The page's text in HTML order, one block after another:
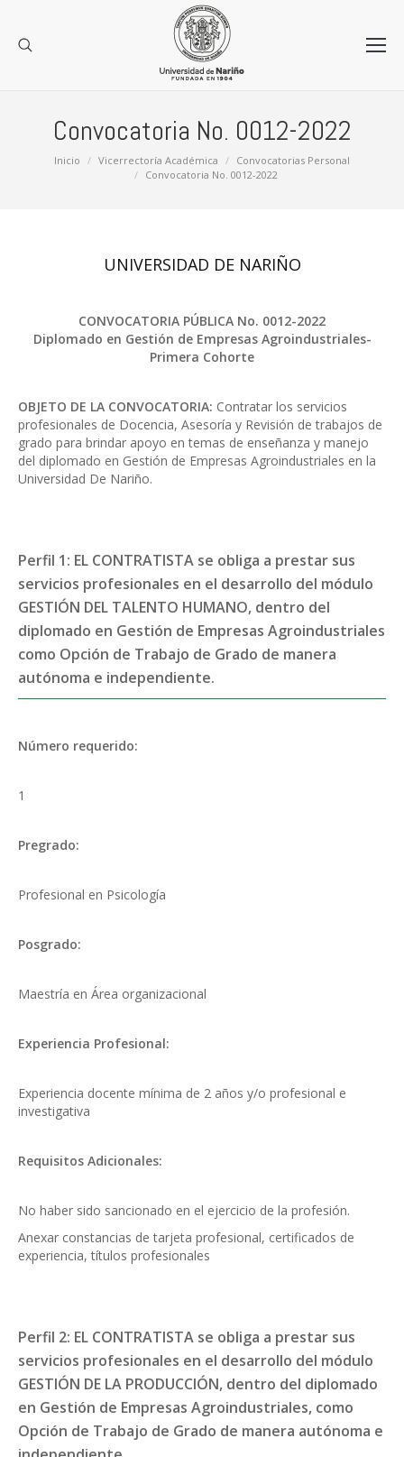
Convocatoria No. 0012-2022
Estás aquí:
Inicio Vicerrectoría Académica
Convocatorias Personal
Convocatoria No. 0012-2022
UNIVERSIDAD DE NARIÑO
CONVOCATORIA PÚBLICA No. 0012-2022
Diplomado en Gestión de Empresas Agroindustriales-
Primera Cohorte
OBJETO DE LA CONVOCATORIA: Contratar los servicios
profesionales de Docencia, Asesoría y Revisión de trabajos de
grado para brindar apoyo en temas de enseñanza y manejo
del diplomado en Gestión de Empresas Agroindustriales en la
Universidad De Nariño.
Perfil 1: EL CONTRATISTA se obliga a prestar sus
servicios profesionales en el desarrollo del módulo
GESTIÓN DEL TALENTO HUMANO, dentro del
diplomado en Gestión de Empresas Agroindustriales
como Opción de Trabajo de Grado de manera
autónoma e independiente.
Número requerido:
1
Pregrado:
Profesional en Psicología
Posgrado:
Maestría en Área organizacional
Experiencia Profesional:
Experiencia docente mínima de 2 años y/o profesional e
investigativa
Requisitos Adicionales:
No haber sido sancionado en el ejercicio de la profesión.
Anexar constancias de tarjeta profesional, certificados de
experiencia, títulos profesionales
Perfil 2: EL CONTRATISTA se obliga a prestar sus
servicios profesionales en el desarrollo del módulo
GESTIÓN DE LA PRODUCCIÓN, dentro del diplomado
en Gestión de Empresas Agroindustriales, como
Opción de Trabajo de Grado de manera autónoma e